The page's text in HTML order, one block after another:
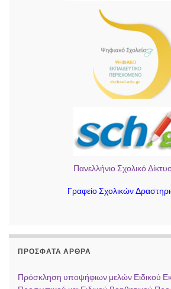
Πανελλήνιο Σχολικό
Γραφείο Σχολικών
ΠΡΌΣΦΑΤΑ ΆΡΘΡΑ
Πρόσκληση υποψήφιων μελών Ειδικού